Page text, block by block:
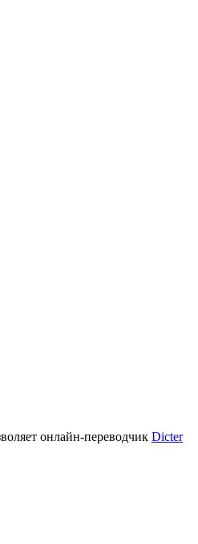
онлайн-переводчик Dicter